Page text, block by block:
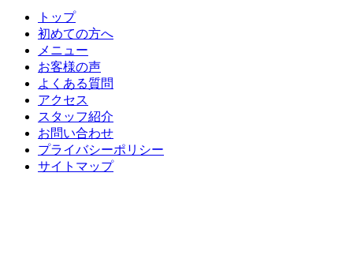
トップ
初めての方へ
メニュー
お客様の声
よくある質問
アクセス
スタッフ紹介
お問い合わせ
プライバシーポリシー
サイトマップ